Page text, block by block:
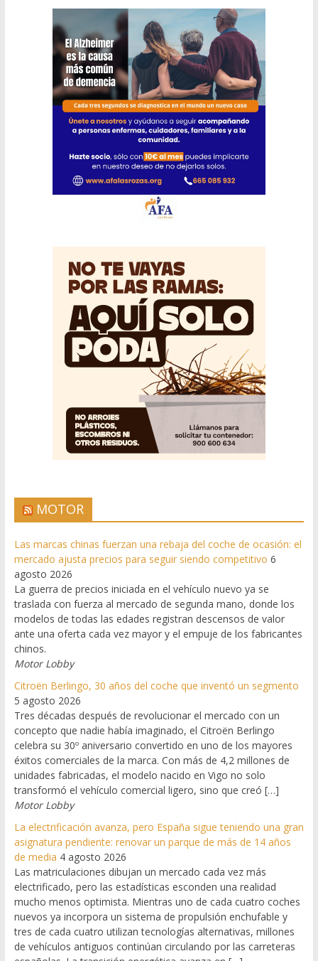
MOTOR
Las marcas chinas fuerzan una rebaja del coche de ocasión: el
mercado ajusta precios para seguir siendo competitivo 6
agosto 2026
La guerra de precios iniciada en el vehículo nuevo ya se
traslada con fuerza al mercado de segunda mano, donde los
modelos de todas las edades registran descensos de valor
ante una oferta cada vez mayor y el empuje de los fabricantes
chinos.
Motor Lobby
Citroën Berlingo, 30 años del coche que inventó un segmento
5 agosto 2026
Tres décadas después de revolucionar el mercado con un
concepto que nadie había imaginado, el Citroën Berlingo
celebra su 30º aniversario convertido en uno de los mayores
éxitos comerciales de la marca. Con más de 4,2 millones de
unidades fabricadas, el modelo nacido en Vigo no solo
transformó el vehículo comercial ligero, sino que creó […]
Motor Lobby
La electrificación avanza, pero España sigue teniendo una gran
asignatura pendiente: renovar un parque de más de 14 años
de media 4 agosto 2026
Las matriculaciones dibujan un mercado cada vez más
electrificado, pero las estadísticas esconden una realidad
mucho menos optimista. Mientras uno de cada cuatro coches
nuevos ya incorpora un sistema de propulsión enchufable y
tres de cada cuatro utilizan tecnologías alternativas, millones
de vehículos antiguos continúan circulando por las carreteras